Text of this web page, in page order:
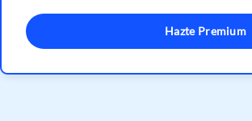
Hazte Premium